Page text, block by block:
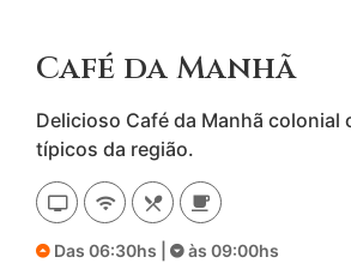
Café da Manhã
Delicioso Café da Manhã colonial
típicos da região.
Das 06:30hs | às 09:00hs